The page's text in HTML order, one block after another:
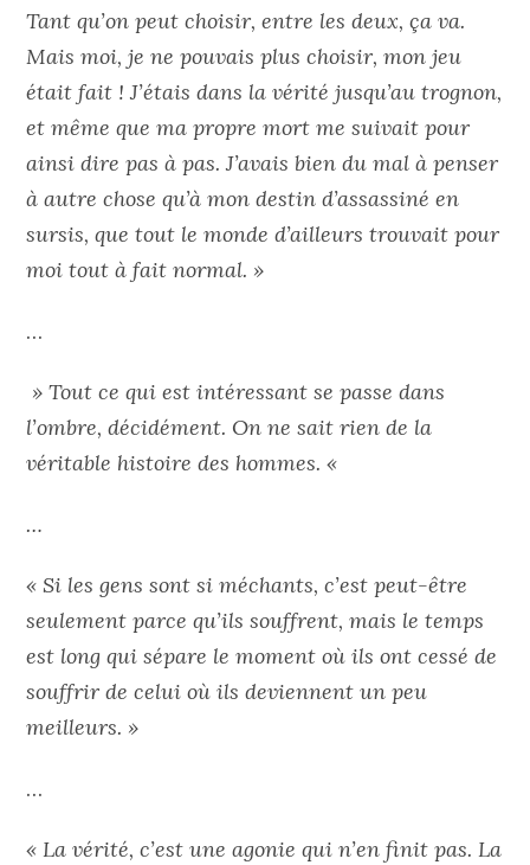
Tant qu’on peut choisir, entre les deux, ça va.
Mais moi, je ne pouvais plus choisir, mon jeu
était fait ! J’étais dans la vérité jusqu’au trognon,
et même que ma propre mort me suivait pour
ainsi dire pas à pas. J’avais bien du mal à penser
à autre chose qu’à mon destin d’assassiné en
sursis, que tout le monde d’ailleurs trouvait pour
moi tout à fait normal. »
…
» Tout ce qui est intéressant se passe dans
l’ombre, décidément. On ne sait rien de la
véritable histoire des hommes. «
…
« Si les gens sont si méchants, c’est peut-être
seulement parce qu’ils souffrent, mais le temps
est long qui sépare le moment où ils ont cessé de
souffrir de celui où ils deviennent un peu
meilleurs. »
…
« La vérité, c’est une agonie qui n’en finit pas. La